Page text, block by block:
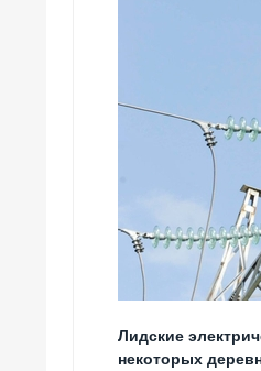
Лидские
некоторых